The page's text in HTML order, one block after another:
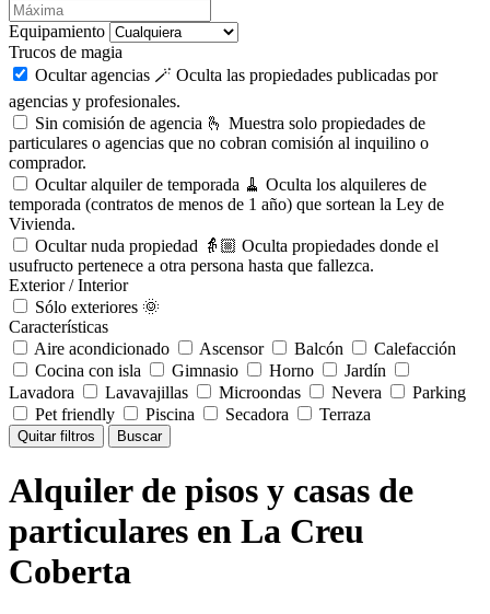
Equipamiento
Trucos de magia
Ocultar agencias 🪄 Oculta las propiedades publicadas por
agencias y profesionales.
Sin comisión de agencia 🫰 Muestra solo propiedades de
particulares o agencias que no cobran comisión al inquilino o
comprador.
Ocultar alquiler de temporada 🧹 Oculta los alquileres de
temporada (contratos de menos de 1 año) que sortean la Ley de
Vivienda.
Ocultar nuda propiedad 👵🏼 Oculta propiedades donde el
usufructo pertenece a otra persona hasta que fallezca.
Exterior / Interior
Sólo exteriores 🌞
Características
Aire acondicionado
Ascensor Balcón
Calefacción
Cocina con isla
Gimnasio Horno
Jardín
Lavadora
Lavavajillas Microondas Nevera
Parking
Pet friendly
Piscina Secadora Terraza
Quitar filtros Buscar
Alquiler de pisos y casas de
particulares en La Creu
Coberta